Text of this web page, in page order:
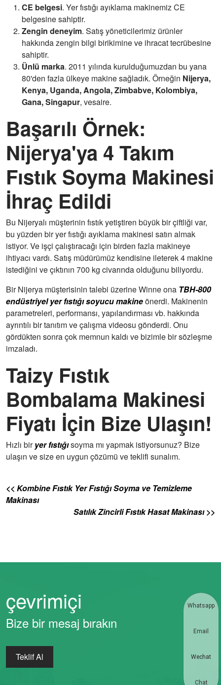
CE belgesi. Yer fıstığı ayıklama makinemiz CE
belgesine sahiptir.
Zengin deneyim. Satış yöneticilerimiz ürünler
hakkında zengin bilgi birikimine ve ihracat tecrübesine
sahiptir.
Ünlü marka. 2011 yılında kurulduğumuzdan bu yana
80'den fazla ülkeye makine sağladık. Örneğin Nijerya,
Kenya, Uganda, Angola, Zimbabve, Kolombiya,
Gana, Singapur, vesaire.
Başarılı Örnek:
Nijerya'ya 4 Takım
Fıstık Soyma Makinesi
İhraç Edildi
Bu Nijeryalı müşterinin fıstık yetiştiren büyük bir çiftliği var,
bu yüzden bir yer fıstığı ayıklama makinesi satın almak
istiyor. Ve işçi çalıştıracağı için birden fazla makineye
ihtiyacı vardı. Satış müdürümüz kendisine ileterek 4 makine
istediğini ve çıktının 700 kg civarında olduğunu biliyordu.
Bir Nijerya müşterisinin talebi üzerine Winne ona TBH-800
endüstriyel yer fıstığı soyucu makineönerdi. Makinenin
parametreleri, performansı, yapılandırması vb. hakkında
ayrıntılı bir tanıtım ve çalışma videosu gönderdi. Onu
gördükten sonra çok memnun kaldı ve bizimle bir sözleşme
imzaladı.
Taizy Fıstık
Bombalama Makinesi
Fiyatı İçin Bize Ulaşın!
Hızlı biryer fıstığısoyma mı yapmak istiyorsunuz? Bize
ulaşın ve size en uygun çözümü ve teklifi sunalım.
<< Kombine Fıstık Yer Fıstığı Soyma ve Temizleme
Makinası
Satılık Zincirli Fıstık Hasat Makinası >>
çevrimiçi
Bize bir mesaj bırakın
Teklif Al
Whatsapp
Email
Wechat
Chat